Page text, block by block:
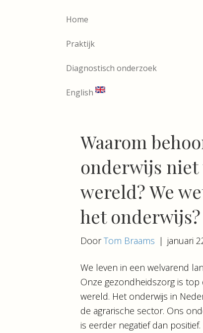
Home
Praktijk
Diagnostisch onderzoek
English
Waarom
onderwijs niet
wereld? We
het onderwijs?
DoorTom Braams | januari
We leven in een welvarend
Onze gezondheidszorg is
wereld. Het onderwijs in
de agrarische sector. Ons
is eerder negatief dan